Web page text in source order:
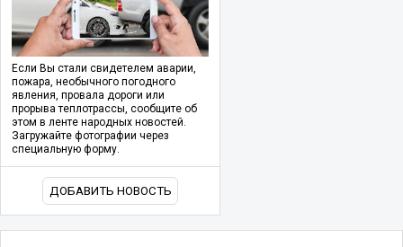
Если Вы стали свидетелем аварии,
пожара, необычного погодного
явления, провала дороги или
прорыва теплотрассы, сообщите об
этом в ленте народных новостей.
Загружайте фотографии через
специальную форму.
ДОБАВИТЬ НОВОСТЬ